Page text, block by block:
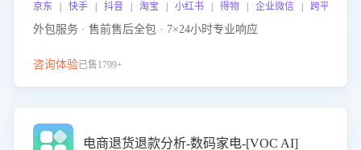
京东 | 快手 | 抖音 | 淘宝 | 小红书 | 得物 | 企业微信 | 跨平台
外包服务 · 售前售后全包 · 7×24小时专业响应
咨询体验已售1799+
电商退货退款分析-数码家电-[VOC AI]